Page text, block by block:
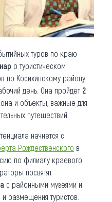
туров по краю
о туристическом
по Косихинскому району.
день. Она пройдет 2
и объекты, важные для
путешествий.
начнется с
Рождественского в
по филиалу краевого
посвятят
с районными музеями и
размещения туристов.